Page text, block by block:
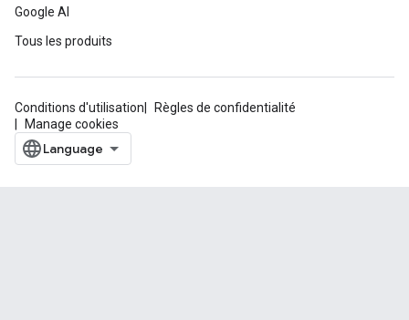
Google AI
Tous les produits
Conditions d'utilisation
Règles de confidentialité
Manage cookies